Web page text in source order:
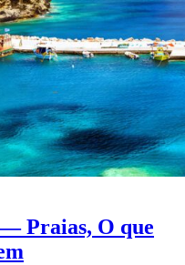
Praias, O que